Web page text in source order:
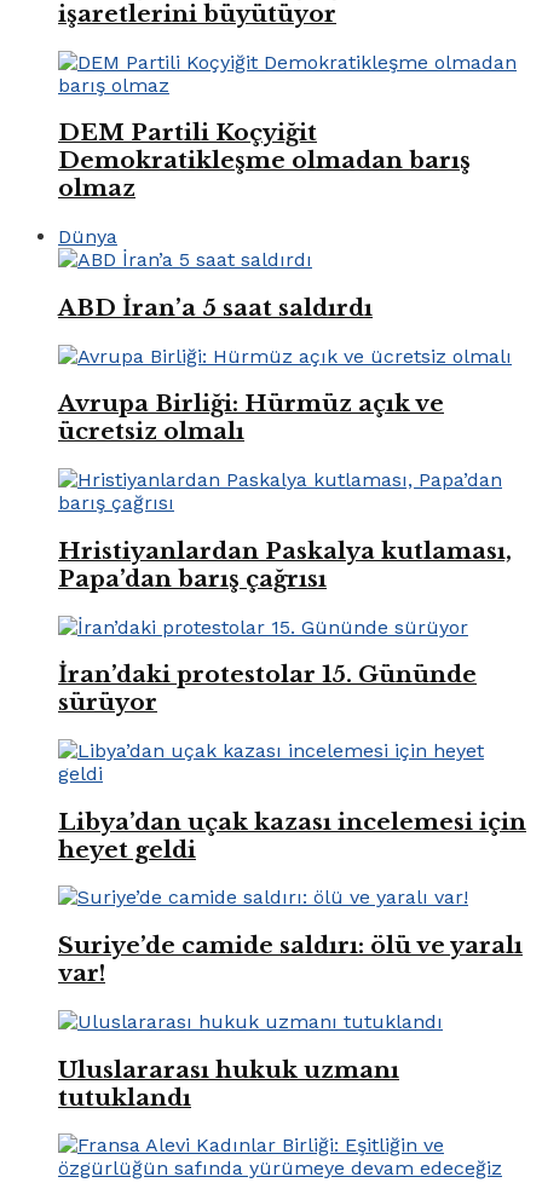
işaretlerini büyütüyor
DEM Partili Koçyiğit
Demokratikleşme olmadan barış
olmaz
Dünya
ABD İran’a 5 saat saldırdı
Avrupa Birliği: Hürmüz açık ve
ücretsiz olmalı
Hristiyanlardan Paskalya kutlaması,
Papa’dan barış çağrısı
İran’daki protestolar 15. Gününde
sürüyor
Libya’dan uçak kazası incelemesi için
heyet geldi
Suriye’de camide saldırı: ölü ve yaralı
var!
Uluslararası hukuk uzmanı
tutuklandı